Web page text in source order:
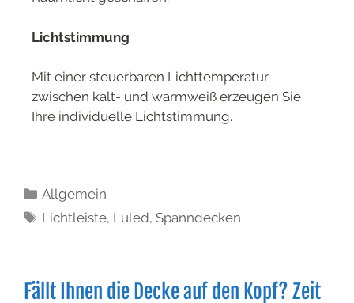
Lichtstimmung
Mit einer steuerbaren Lichttemperatur
zwischen kalt- und warmweiß erzeugen Sie
Ihre individuelle Lichtstimmung.
Allgemein
Lichtleiste, Luled,Spanndecken
Fällt Ihnen die Decke auf den Kopf? Zeit